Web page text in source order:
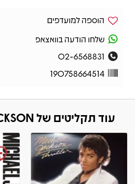
הוספה למועדפים
שלחו הודעה בוואצאפ
02-6568831
190758664514
עוד תקליטים של MICHAEL JACKSON